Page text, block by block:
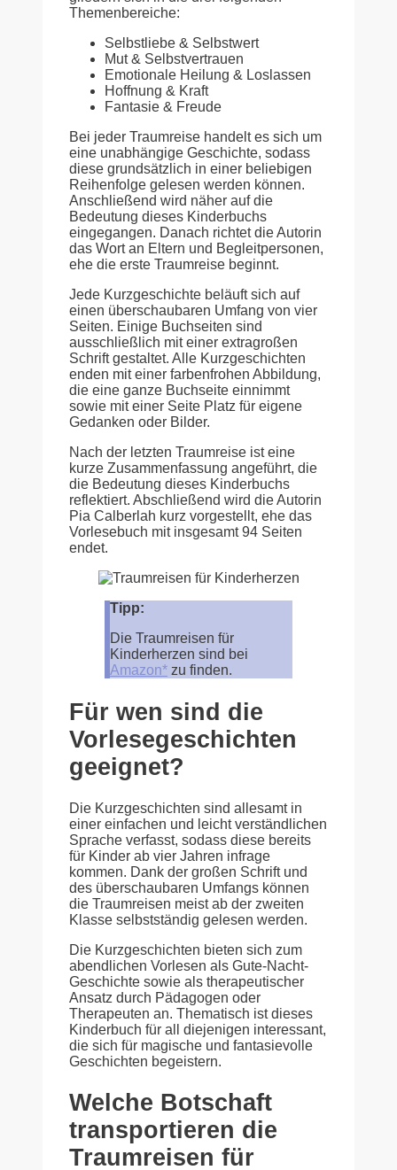
Themenbereiche:
Selbstliebe & Selbstwert
Mut & Selbstvertrauen
Emotionale Heilung & Loslassen
Hoffnung & Kraft
Fantasie & Freude
Bei jeder Traumreise handelt es sich um
eine unabhängige Geschichte, sodass
diese grundsätzlich in einer beliebigen
Reihenfolge gelesen werden können.
Anschließend wird näher auf die
Bedeutung dieses Kinderbuchs
eingegangen. Danach richtet die Autorin
das Wort an Eltern und Begleitpersonen,
ehe die erste Traumreise beginnt.
Jede Kurzgeschichte beläuft sich auf
einen überschaubaren Umfang von vier
Seiten. Einige Buchseiten sind
ausschließlich mit einer extragroßen
Schrift gestaltet. Alle Kurzgeschichten
enden mit einer farbenfrohen Abbildung,
die eine ganze Buchseite einnimmt
sowie mit einer Seite Platz für eigene
Gedanken oder Bilder.
Nach der letzten Traumreise ist eine
kurze Zusammenfassung angeführt, die
die Bedeutung dieses Kinderbuchs
reflektiert. Abschließend wird die Autorin
Pia Calberlah kurz vorgestellt, ehe das
Vorlesebuch mit insgesamt 94 Seiten
endet.
Tipp:
Die Traumreisen für
Kinderherzen sind bei
Amazon* zu finden.
Für wen sind die
Vorlesegeschichten
geeignet?
Die Kurzgeschichten sind allesamt in
einer einfachen und leicht verständlichen
Sprache verfasst, sodass diese bereits
für Kinder ab vier Jahren infrage
kommen. Dank der großen Schrift und
des überschaubaren Umfangs können
die Traumreisen meist ab der zweiten
Klasse selbstständig gelesen werden.
Die Kurzgeschichten bieten sich zum
abendlichen Vorlesen als Gute-Nacht-
Geschichte sowie als therapeutischer
Ansatz durch Pädagogen oder
Therapeuten an. Thematisch ist dieses
Kinderbuch für all diejenigen interessant,
die sich für magische und fantasievolle
Geschichten begeistern.
Welche Botschaft
transportieren die
Traumreisen für